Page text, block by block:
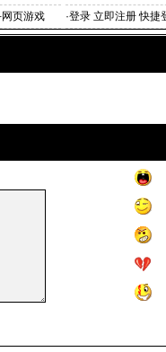
页游戏 ·登录 立即注册 快捷